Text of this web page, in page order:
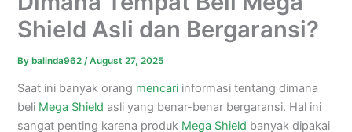
Shield Asli dan Bergaransi?
Bybalinda962 /August 27, 2025
Saat ini banyak orang mencari informasi tentang dimana
beli Mega Shield asli yang benar-benar bergaransi. Hal ini
sangat penting karena produk Mega Shield banyak dipakai